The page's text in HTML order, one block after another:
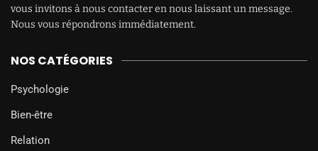
vous invitons à nous contacter en nous laissant un message.
Nous vous répondrons immédiatement.
NOS CATÉGORIES
Psychologie
Bien-être
Relation